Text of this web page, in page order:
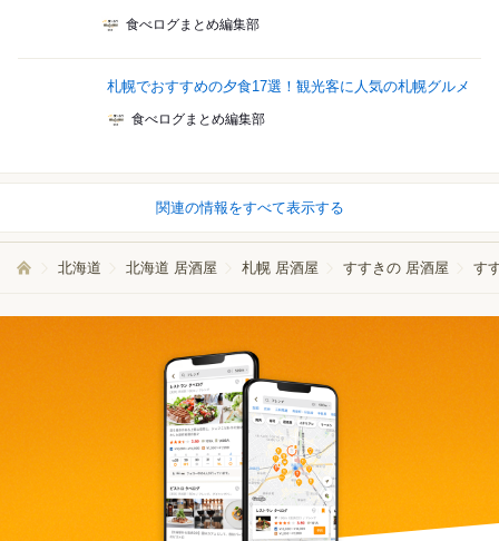
食べログまとめ編集部
札幌でおすすめの夕食17選！観光客に人気の札幌グルメ
食べログまとめ編集部
関連の情報をすべて表示する
北海道 北海道 居酒屋 札幌 居酒屋 すすきの 居酒屋 す